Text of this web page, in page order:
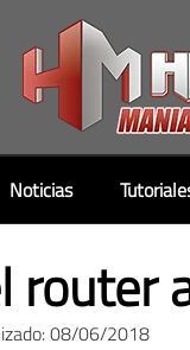
Noticias
router
08/06/2018